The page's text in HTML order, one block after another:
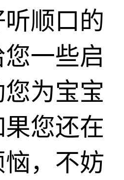
顺口的
一些启
为宝宝
您还在
，不妨